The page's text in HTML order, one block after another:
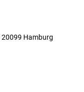
20099 Hamburg